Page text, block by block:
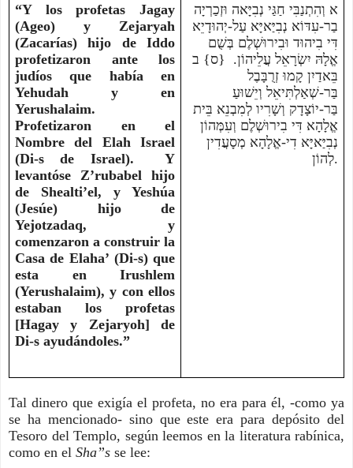
“Y los profetas Jagay
(Ageo) y Zejaryah
(Zacarías) hijo de Iddo
profetizaron ante los
judíos que había en
Yehudah y en
Yerushalaim.
Profetizaron en el
Nombre del Elah Israel
(Di-s de Israel). Y
levantóse Z’rubabel hijo
de Shealti’el, y Yeshúa
(Jesúe) hijo de
Yejotzadaq, y
comenzaron a construir la
Casa de Elaha’ (Di-s) que
esta en Irushlem
(Yerushalaim), y con ellos
estaban los profetas
[Hagay y Zejaryoh] de
Di-s ayudándoles.”
א וְהִתְנַבִּי חַגַּי נְבִיָּאה וּזְכַרְיָה
בַר-עִדּוֹא נְבִיַּאיָּא עַל-יְהוּדָיֵא
דִּי בִיהוּד וּבִירוּשְׁלֶם בְּשֻׁם
אֱלָהּ יִשְׂרָאֵל עֲלֵיהוֹן. {ס} ב
בֵּאדַיִן קָמוּ זְרֻבָּבֶל
בַּר-שְׁאַלְתִּיאֵל וְיֵשׁוּעַ
בַּר-יוֹצָדָק וְשָׁרִיו לְמִבְנֵא בֵּית
אֱלָהָא דִּי בִירוּשְׁלֶם וְעִמְּהוֹן
נְבִיַּאיָּא דִי-אֱלָהָא מְסָעֲדִין
לְהוֹן.
Tal dinero que exigía el profeta, no era para él, -como ya
se ha mencionado- sino que este era para depósito del
Tesoro del Templo, según leemos en la literatura rabínica,
como en el Sha”s se lee: